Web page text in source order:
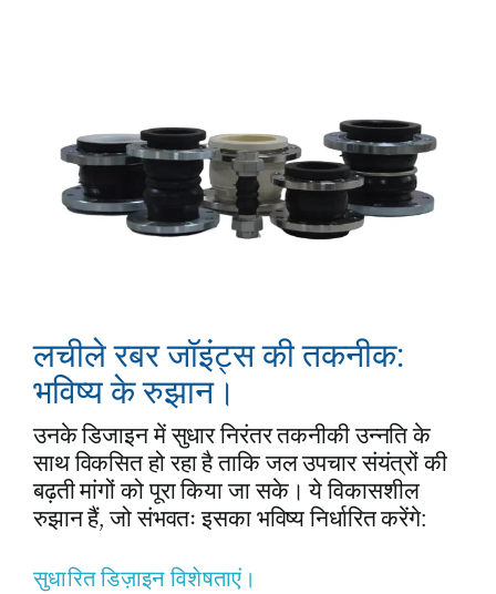
लचीले रबर जॉइंट्स की तकनीक:
भविष्य के रुझान।
उनके डिजाइन में सुधार निरंतर तकनीकी उन्नति के
साथ विकसित हो रहा है ताकि जल उपचार संयंत्रों की
बढ़ती मांगों को पूरा किया जा सके। ये विकासशील
रुझान हैं, जो संभवतः इसका भविष्य निर्धारित करेंगे:
सुधारित डिज़ाइन विशेषताएं।